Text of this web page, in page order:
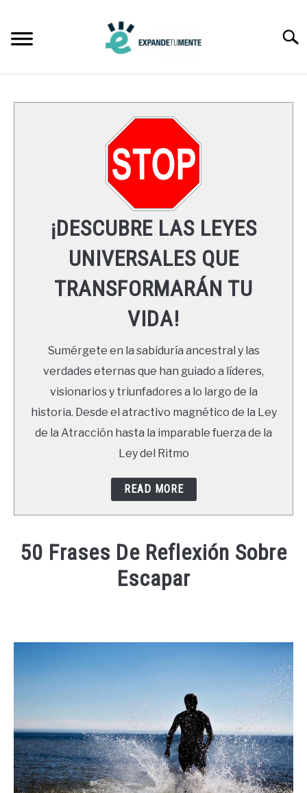
content
LEYES UNIVERSALES
RECURSOS
NEWSLETTER
¡DESCUBRE LAS LEYES
UNIVERSALES QUE
TRANSFORMARÁN TU
VIDA!
Sumérgete en la sabiduría ancestral y las
verdades eternas que han guiado a líderes,
visionarios y triunfadores a lo largo de la
historia. Desde el atractivo magnético de la Ley
de la Atracción hasta la imparable fuerza de la
Ley del Ritmo
READ MORE
50 Frases De Reflexión Sobre
Escapar